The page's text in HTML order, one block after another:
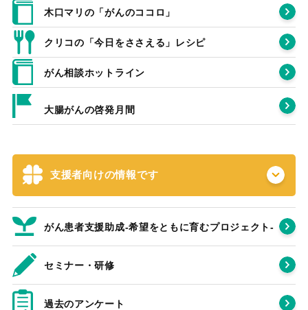
木口マリの「がんのココロ」
クリコの「今日をささえる」レシピ
がん相談ホットライン
大腸がんの啓発月間
支援者向けの情報です
がん患者支援助成-希望をともに育むプロジェクト‐
セミナー・研修
過去のアンケート